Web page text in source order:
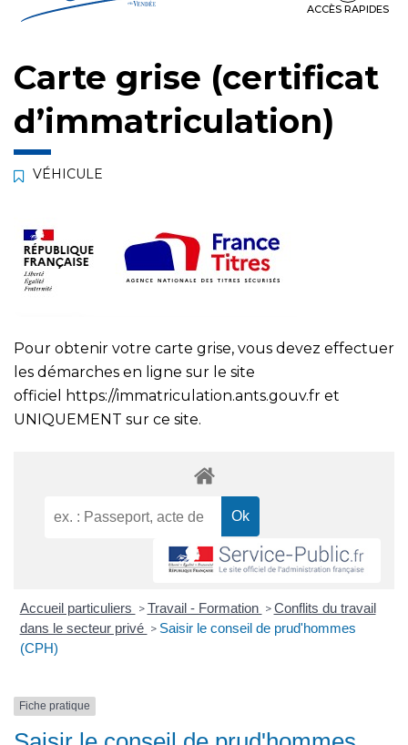
contenu
ACCÈS RAPIDES
Carte grise (certificat
d’immatriculation)
VÉHICULE
Pour obtenir votre carte grise, vous devez effectuer
les démarches en ligne sur le site
officiel
https://immatriculation.ants.gouv.fr et
UNIQUEMENT sur ce site.
Accueil particuliers > Travail - Formation > Conflits du travail
dans le secteur privé > Saisir le conseil de prud'hommes
(CPH)
Fiche pratique